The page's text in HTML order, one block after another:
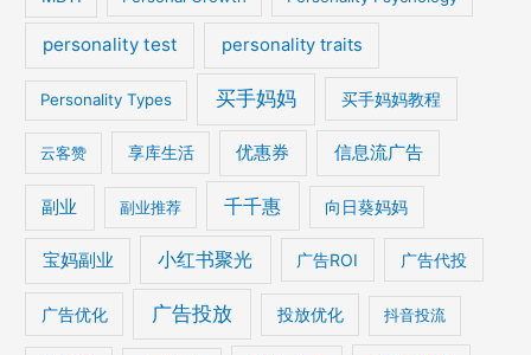
personality test personality traits
Personality Types 买手妈妈 买手妈妈教程
云客赞 享库生活 优惠券 信息流广告
副业 副业推荐 千千惠 向日葵妈妈
宝妈副业 小红书聚光 广告ROI 广告代投
广告优化 广告投放 投放优化 抖音投流